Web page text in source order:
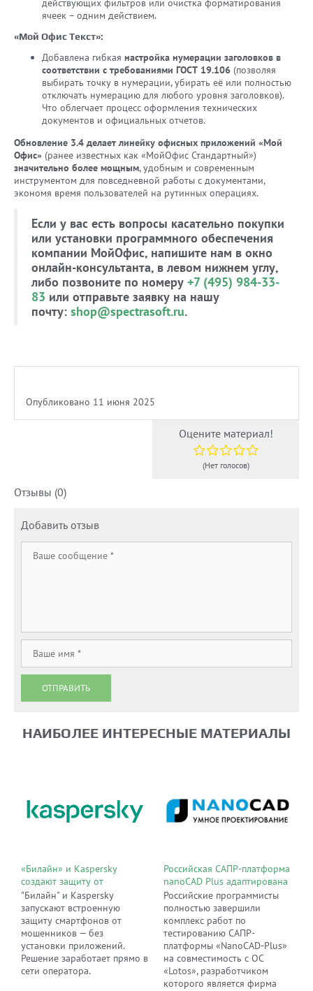
действующих фильтров или очистка форматирования
ячеек – одним действием.
«Мой Офис Текст»:
Добавлена гибкая настройка нумерации заголовков в
соответствии с требованиями ГОСТ 19.106 (позволяя
выбирать точку в нумерации, убирать её или полностью
отключать нумерацию для любого уровня заголовков).
Что облегчает процесс оформления технических
документов и официальных отчетов.
Обновление 3.4 делает линейку офисных приложений «Мой
Офис» (ранее известных как «МойОфис Стандартный»)
значительно более мощным, удобным и современным
инструментом для повседневной работы с документами,
экономя время пользователей на рутинных операциях.
Если у вас есть вопросы касательно покупки
или установки программного обеспечения
компании МойОфис, напишите нам в окно
онлайн-консультанта, в левом нижнем углу,
либо позвоните по номеру +7 (495) 984-33-
83 или отправьте заявку на нашу
почту: shop@spectrasoft.ru.
Опубликовано 11 июня 2025
Оцените материал!
(Нет голосов)
Отзывы (0)
Добавить отзыв
ОТПРАВИТЬ
НАИБОЛЕЕ ИНТЕРЕСНЫЕ МАТЕРИАЛЫ
«Билайн» и Kaspersky
создают защиту от
мошенничества прямо в сети
оператора
"Билайн" и Kaspersky
запускают встроенную
защиту смартфонов от
мошенников — без
установки приложений.
Решение заработает прямо в
сети оператора.
Российская САПР-платформа
nanoCAD Plus адаптирована
к работе отечественной ОС
«Лотос», базирующейся на
ядре Linux
Российские программисты
полностью завершили
комплекс работ по
тестированию САПР-
платформы «NanoCAD-Plus»
на совместимость с ОС
«Lotos», разработчиком
которого является фирма